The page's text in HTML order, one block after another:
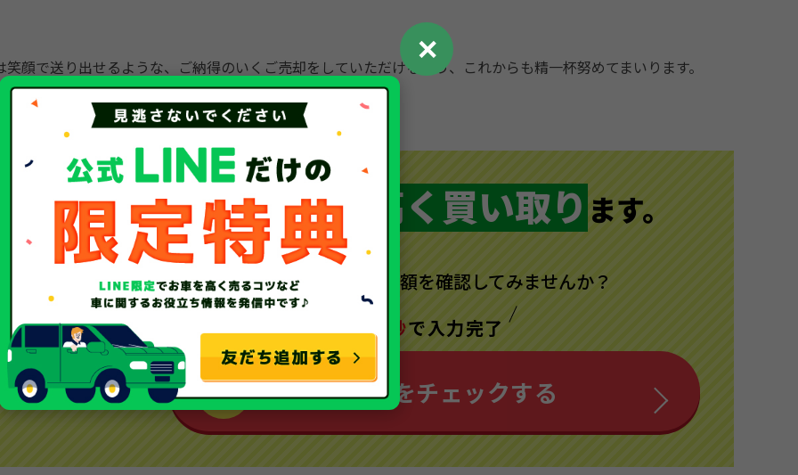
顔で送り出せるような、ご納得のいくご売却をしていただけるよう、これからも精一杯努めてまいります。
大切な愛車を 高く買い取り ます。
まずはお車の買取額を確認してみませんか？
20秒で入力完了
無料 愛車の査定額をチェックする
✕